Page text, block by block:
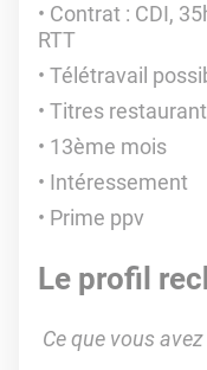
Contrat : CDI,
RTT
Télétravail
Titres restaurant
13ème mois
Intéressement
Prime ppv
Le profil
Ce que vous